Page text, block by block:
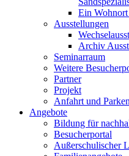
Ein
Ausstellungen
Archiv
Seminarraum
Weitere
Partner
Projekt
Anfahrt und Parken
Angebote
Bildung für
Besucherportal
Außerschulischer